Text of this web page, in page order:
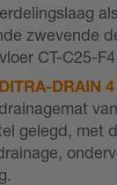
zwevende
CT-C25-
DITRA-DRAIN 4
gelegd, met